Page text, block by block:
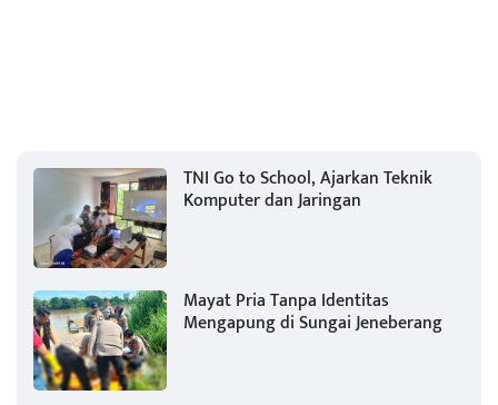
TNI Go to School, Ajarkan Teknik
Komputer dan Jaringan
Mayat Pria Tanpa Identitas
Mengapung di Sungai Jeneberang